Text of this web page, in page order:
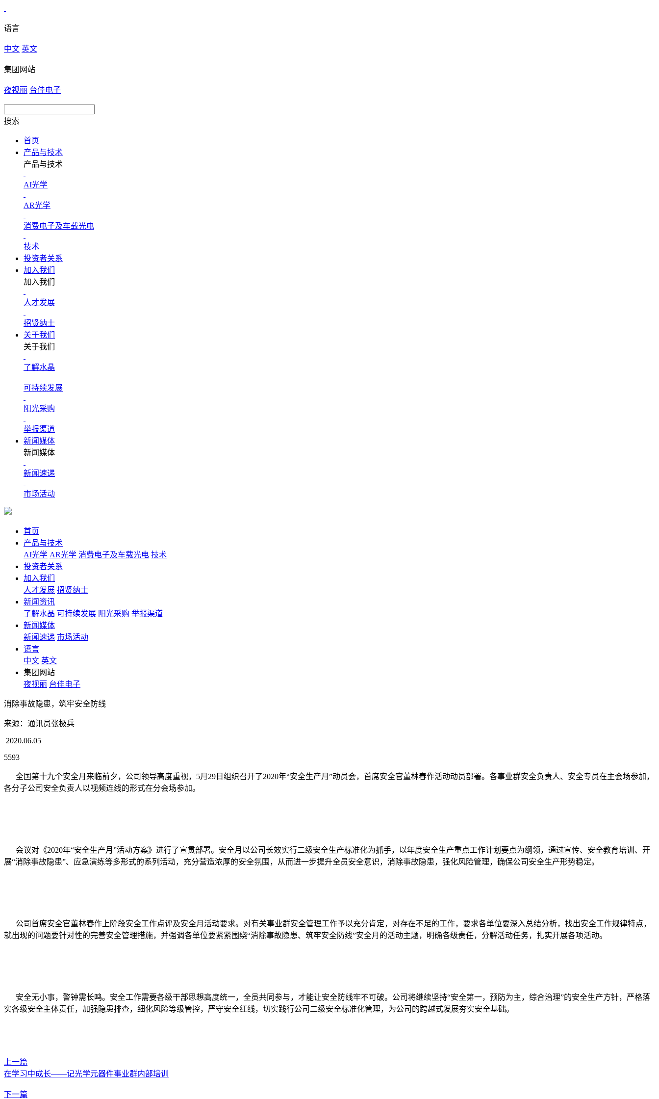
语言
中文 英文
集团网站
夜视丽 台佳电子
搜索
首页
产品与技术
产品与技术
AI光学
AR光学
消费电子及车载光电
技术
投资者关系
加入我们
加入我们
人才发展
招贤纳士
关于我们
关于我们
了解水晶
可持续发展
阳光采购
举报渠道
新闻媒体
新闻媒体
新闻速递
市场活动
首页
产品与技术
AI光学 AR光学 消费电子及车载光电 技术
投资者关系
加入我们
人才发展 招贤纳士
新闻资讯
了解水晶 可持续发展 阳光采购 举报渠道
新闻媒体
新闻速递 市场活动
语言
中文 英文
集团网站
夜视丽 台佳电子
消除事故隐患，筑牢安全防线
来源：通讯员张极兵
2020.06.05
5593
全国第十九个安全月来临前夕，公司领导高度重视，5月29日组织召开了2020年“安全生产月”动员会，首席安全官董林春作活动动员部署。各事业群安全负责人、安全专员在主会场参加，
各分子公司安全负责人以视频连线的形式在分会场参加。
会议对《2020年“安全生产月”活动方案》进行了宣贯部署。安全月以公司长效实行二级安全生产标准化为抓手，以年度安全生产重点工作计划要点为纲领，通过宣传、安全教育培训、开
展“消除事故隐患”、应急演练等多形式的系列活动，充分营造浓厚的安全氛围，从而进一步提升全员安全意识，消除事故隐患，强化风险管理，确保公司安全生产形势稳定。
公司首席安全官董林春作上阶段安全工作点评及安全月活动要求。对有关事业群安全管理工作予以充分肯定，对存在不足的工作，要求各单位要深入总结分析，找出安全工作规律特点，
就出现的问题要针对性的完善安全管理措施，并强调各单位要紧紧围绕“消除事故隐患、筑牢安全防线”安全月的活动主题，明确各级责任，分解活动任务，扎实开展各项活动。
安全无小事，警钟需长鸣。安全工作需要各级干部思想高度统一，全员共同参与，才能让安全防线牢不可破。公司将继续坚持“安全第一，预防为主，综合治理”的安全生产方针，严格落
实各级安全主体责任，加强隐患排查，细化风险等级管控，严守安全红线，切实践行公司二级安全标准化管理，为公司的跨越式发展夯实安全基础。
上一篇
在学习中成长——记光学元器件事业群内部培训
下一篇